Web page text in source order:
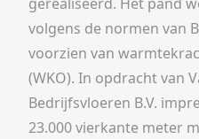
volgens de normen van
voorzien van
(WKO). In opdracht van
Bedrijfsvloeren B.V.
23.000 vierkante meter